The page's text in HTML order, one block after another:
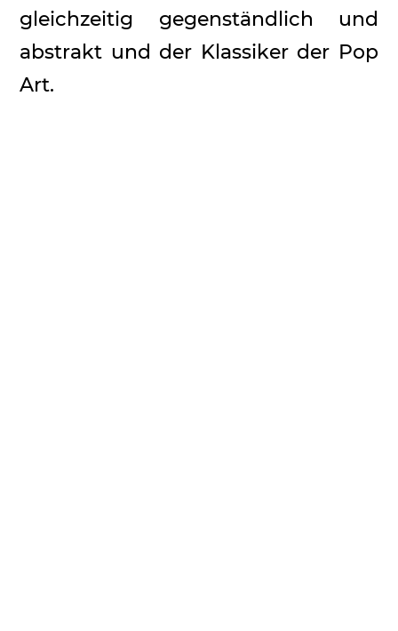
gleichzeitig gegenständlich und
abstrakt und der Klassiker der Pop
Art.